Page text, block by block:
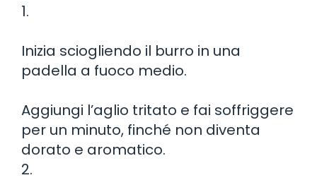
1.
Inizia sciogliendo il burro in una
padella a fuoco medio.
Aggiungi l’aglio tritato e fai soffriggere
per un minuto, finché non diventa
dorato e aromatico.
2.